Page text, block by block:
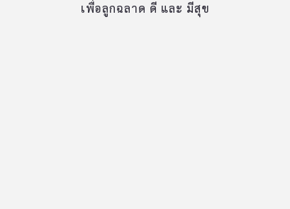
เพื่อลูกฉลาด ดี และ มีสุข